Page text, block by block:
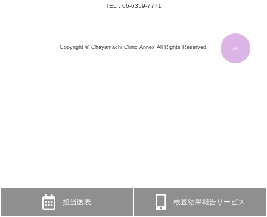
担当医表 検査結果報告サービス
TEL : 06-6359-7771
Copyright © Chayamachi Clinic Annex All Rights Reserved.